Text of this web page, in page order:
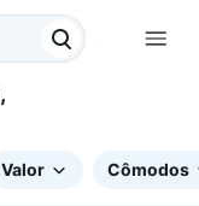
Valor Cômodos